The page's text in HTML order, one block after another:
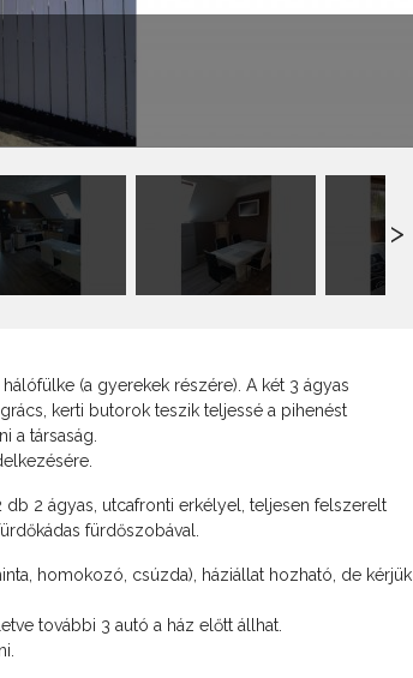
(a gyerekek részére). A két 3 ágyas
kerti butorok teszik teljessé a pihenést
a társaság.
db 2 ágyas, utcafronti erkélyel, teljesen felszerelt
fürdőszobával.
homokozó, csúzda), háziállat hozható, de kérjük
további 3 autó a ház előtt állhat.